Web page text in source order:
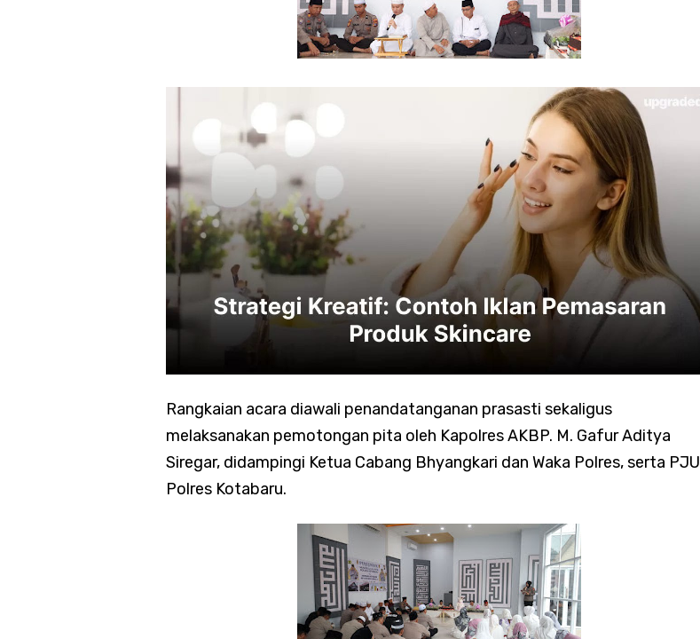
Rangkaian acara diawali penandatanganan prasasti sekaligus
melaksanakan pemotongan pita oleh Kapolres AKBP. M. Gafur Aditya
Siregar, didampingi Ketua Cabang Bhyangkari dan Waka Polres, serta PJU
Polres Kotabaru.